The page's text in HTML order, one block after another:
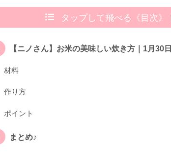
タップして飛べる《目次》
【ニノさん】お米の美味しい炊き方｜1月30日
材料
作り方
ポイント
まとめ♪